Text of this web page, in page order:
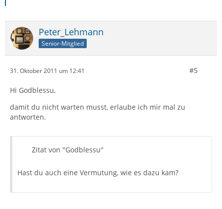
Peter_Lehmann
Senior-Mitglied
31. Oktober 2011 um 12:41 #5
Hi Godblessu,
damit du nicht warten musst, erlaube ich mir mal zu
antworten.
Zitat von "Godblessu"
Hast du auch eine Vermutung, wie es dazu kam?